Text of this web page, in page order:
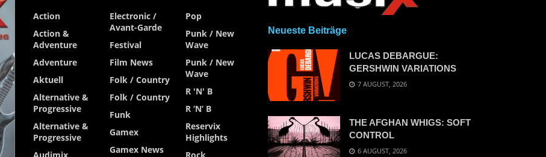
Action
Action &
Adventure
Adventure
Aktuell
Alternative &
Progressive
Alternative &
Progressive
Electronic /
Avant-Garde
Festival
Film News
Folk / Country
Folk / Country
Funk
Gamex
Gamex News
Pop
Punk / New
Wave
Punk / New
Wave
R 'n' B
R ‘n’ B
Reservix
Highlights
Neueste Beiträge
LUCAS DEBARGUE:
GERSHWIN VARIATIONS
7 AUGUST, 2026
THE AFGHAN WHIGS: SOFT
CONTROL
6 AUGUST, 2026